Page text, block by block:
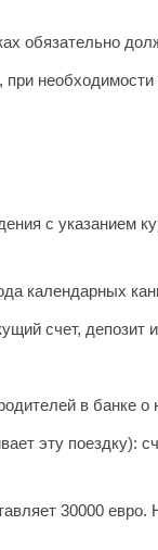
обязательно
с указанием
календарных
счет, депозит
в банке
эту
30000 евро.